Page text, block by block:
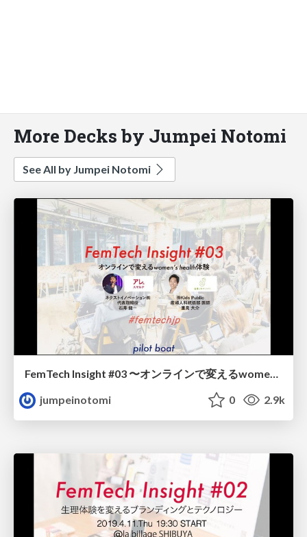
More Decks by Jumpei Notomi
See All by Jumpei Notomi
FemTech Insight #03 〜オンラインで変えるwomen's health体験 / FemTech Insight 03
jumpeinotomi
0 2.9k